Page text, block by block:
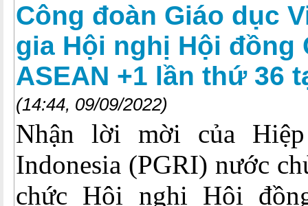
Công đoàn Giáo dục
gia Hội nghị Hội đồng
ASEAN +1 lần thứ 36
(14:44, 09/09/2022)
Nhận lời mời của
Indonesia (PGRI) nước
chức Hội nghị Hội